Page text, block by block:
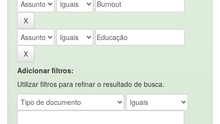
Adicionar filtros:
Utilizar filtros para refinar o resultado de busca.